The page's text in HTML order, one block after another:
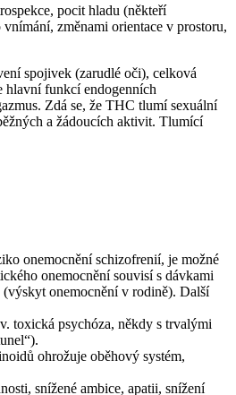
pocit hladu (někteří
změnami orientace v prostoru,
spojivek (zarudlé oči), celková
hlavní funkcí endogenních
Zdá se, že THC tlumí sexuální
a žádoucích aktivit. Tlumící
onemocnění schizofrenií, je možné
onemocnění souvisí s dávkami
onemocnění v rodině). Další
toxická psychóza, někdy s trvalými
ohrožuje oběhový systém,
snížené ambice, apatii, snížení